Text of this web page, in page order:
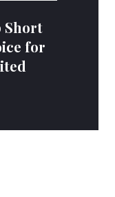
Short
for